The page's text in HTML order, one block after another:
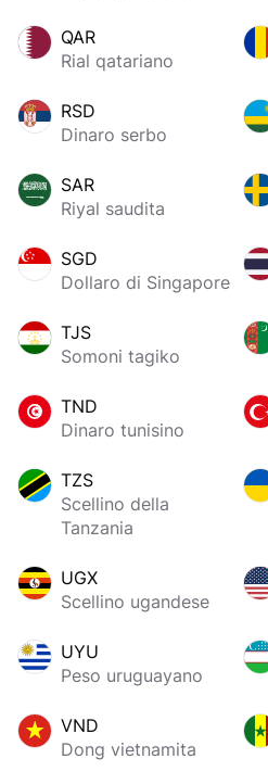
QAR
Rial qatariano
RSD
Dinaro serbo
SAR
Riyal saudita
SGD
Dollaro di Singapore
TJS
Somoni tagiko
TND
Dinaro tunisino
TZS
Scellino della
Tanzania
UGX
Scellino ugandese
UYU
Peso uruguayano
VND
Dong vietnamita